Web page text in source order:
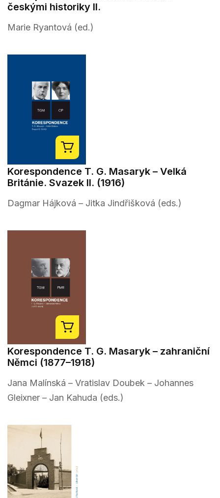
českými historiky II.
Marie Ryantová (ed.)
Korespondence T. G. Masaryk – Velká
Británie. Svazek II. (1916)
Dagmar Hájková – Jitka Jindřišková (eds.)
Korespondence T. G. Masaryk – zahraniční
Němci (1877–1918)
Jana Malínská – Vratislav Doubek – Johannes
Gleixner – Jan Kahuda (eds.)